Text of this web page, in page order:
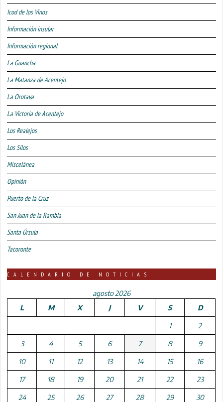
Icod de los Vinos
Información insular
Información regional
La Guancha
La Matanza de Acentejo
La Orotava
La Victoria de Acentejo
Los Realejos
Los Silos
Miscelánea
Opinión
Puerto de la Cruz
San Juan de la Rambla
Santa Úrsula
Tacoronte
CALENDARIO DE NOTICIAS
agosto 2026
L
M X J V S D
1 2
3 4 5 6 7 8 9
10 11 12 13 14 15 16
17 18 19 20 21 22 23
24 25 26 27 28 29 30